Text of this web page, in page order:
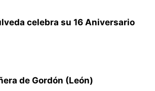
celebra su 16 Aniversario
de Gordón (León)